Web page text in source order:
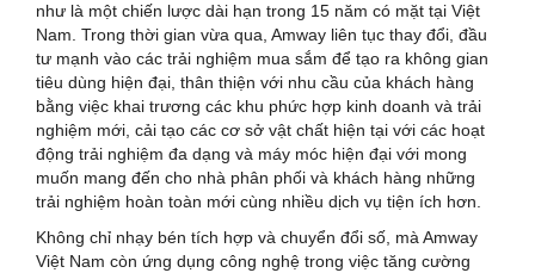
như là một chiến lược dài hạn trong 15 năm có mặt tại Việt
Nam. Trong thời gian vừa qua, Amway liên tục thay đổi, đầu
tư mạnh vào các trải nghiệm mua sắm để tạo ra không gian
tiêu dùng hiện đại, thân thiện với nhu cầu của khách hàng
bằng việc khai trương các khu phức hợp kinh doanh và trải
nghiệm mới, cải tạo các cơ sở vật chất hiện tại với các hoạt
động trải nghiệm đa dạng và máy móc hiện đại với mong
muốn mang đến cho nhà phân phối và khách hàng những
trải nghiệm hoàn toàn mới cùng nhiều dịch vụ tiện ích hơn.
Không chỉ nhạy bén tích hợp và chuyển đổi số, mà Amway
Việt Nam còn ứng dụng công nghệ trong việc tăng cường